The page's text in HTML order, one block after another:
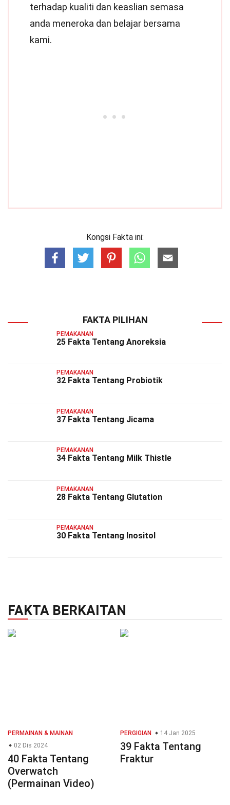
terhadap kualiti dan keaslian semasa
anda meneroka dan belajar bersama
kami.
Kongsi Fakta ini:
FAKTA PILIHAN
PEMAKANAN
25 Fakta Tentang Anoreksia
PEMAKANAN
32 Fakta Tentang Probiotik
PEMAKANAN
37 Fakta Tentang Jicama
PEMAKANAN
34 Fakta Tentang Milk Thistle
PEMAKANAN
28 Fakta Tentang Glutation
PEMAKANAN
30 Fakta Tentang Inositol
FAKTA BERKAITAN
PERMAINAN & MAINAN
02 Dis 2024
40 Fakta Tentang
Overwatch
(Permainan Video)
PERGIGIAN 14 Jan 2025
39 Fakta Tentang
Fraktur